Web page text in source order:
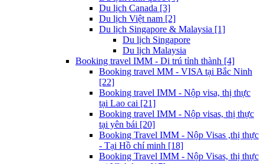
Du lịch Canada [3]
Du lịch Việt nam [2]
Du lịch Singapore & Malaysia [1]
Du lịch Singapore
Du lịch Malaysia
Booking travel IMM - Di trú tỉnh thành [4]
Booking travel MM - VISA tại Bắc Ninh
[22]
Booking travel IMM - Nộp visa, thị thực
tại Lao cai [21]
Booking travel IMM - Nộp visas, thị thực
tại yên bái [20]
Booking Travel IMM - Nộp Visas ,thị thực
- Tại Hồ chí minh [18]
Booking Travel IMM - Nộp Visas, thị thực